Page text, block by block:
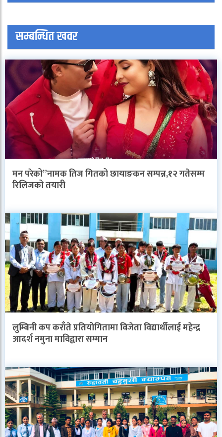
सम्बन्धित खवर
मन परेको”नामक तिज गितको छायाङकन सम्पन्न,१२ गतेसम्म
रिलिजको तयारी
लुम्बिनी कप कराँते प्रतियोगितामा विजेता विद्यार्थीलाई महेन्द्र
आदर्श नमुना माविद्वारा सम्मान